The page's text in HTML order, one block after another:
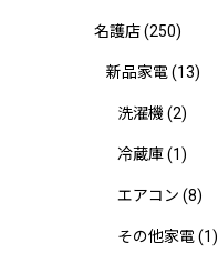
名護店(250)
新品家電(13)
洗濯機 (2)
冷蔵庫(1)
エアコン (8)
その他家電(1)